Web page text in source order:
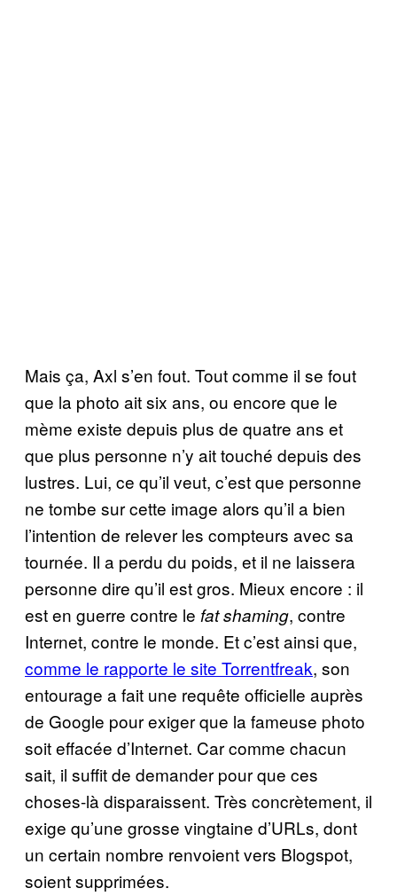
Mais ça, Axl s’en fout. Tout comme il se fout
que la photo ait six ans, ou encore que le
mème existe depuis plus de quatre ans et
que plus personne n’y ait touché depuis des
lustres. Lui, ce qu’il veut, c’est que personne
ne tombe sur cette image alors qu’il a bien
l’intention de relever les compteurs avec sa
tournée. Il a perdu du poids, et il ne laissera
personne dire qu’il est gros. Mieux encore : il
est en guerre contre le fat shaming, contre
Internet, contre le monde. Et c’est ainsi que,
comme le rapporte le site Torrentfreak, son
entourage a fait une requête officielle auprès
de Google pour exiger que la fameuse photo
soit effacée d’Internet. Car comme chacun
sait, il suffit de demander pour que ces
choses-là disparaissent. Très concrètement, il
exige qu’une grosse vingtaine d’URLs, dont
un certain nombre renvoient vers Blogspot,
soient supprimées.